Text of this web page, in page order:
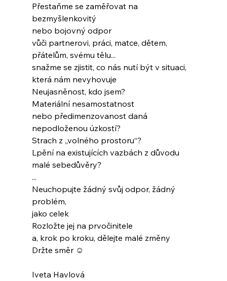
Přestaňme se zaměřovat na
bezmyšlenkovitý
nebo bojovný odpor
vůči partnerovi, práci, matce, dětem,
přátelům, svému tělu...
snažme se zjistit, co nás nutí být v situaci,
která nám nevyhovuje
Neujasněnost, kdo jsem?
Materiální nesamostatnost
nebo předimenzovanost daná
nepodloženou úzkostí?
Strach z „volného prostoru“?
Lpění na existujících vazbách z důvodu
malé sebedůvěry?
...
Neuchopujte žádný svůj odpor, žádný
problém,
jako celek
Rozložte jej na prvočinitele
a, krok po kroku, dělejte malé změny
Držte směr ☺
Iveta Havlová